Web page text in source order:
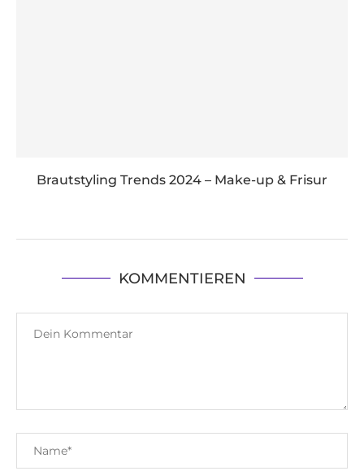
Brautstyling Trends 2024 – Make-up & Frisur
KOMMENTIEREN